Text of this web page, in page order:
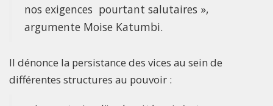
nos exigences pourtant salutaires »,
argumente Moise Katumbi.
Il dénonce la persistance des vices au sein de
différentes structures au pouvoir :